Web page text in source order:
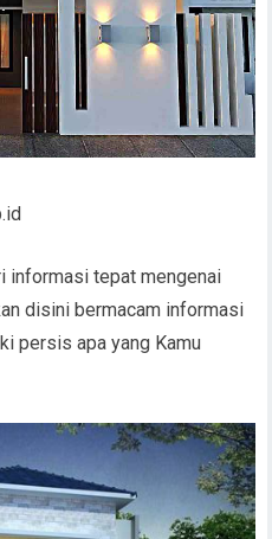
informasi tepat mengenai
disini bermacam informasi
persis apa yang Kamu